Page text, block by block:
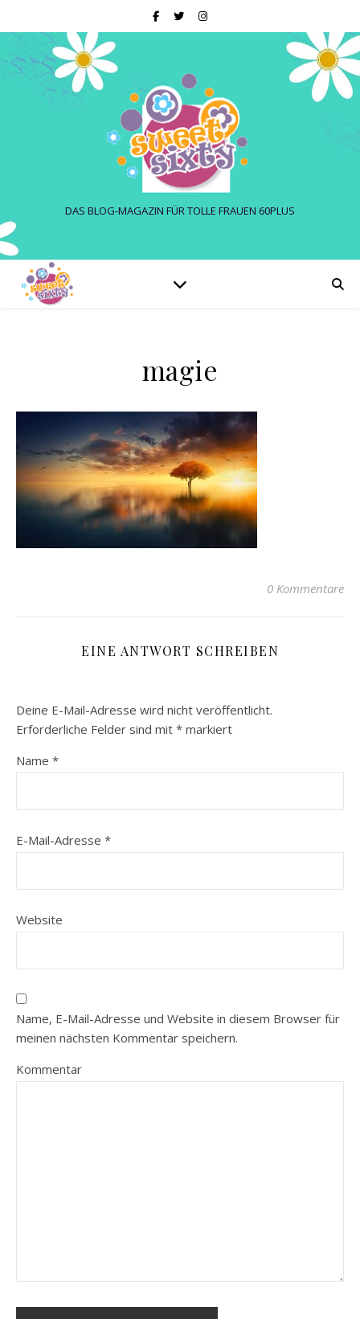
DAS BLOG-MAGAZIN FÜR TOLLE FRAUEN 60PLUS
magie
0 Kommentare
EINE ANTWORT SCHREIBEN
Deine E-Mail-Adresse wird nicht veröffentlicht.
Erforderliche Felder sind mit * markiert
Name *
E-Mail-Adresse *
Website
Name, E-Mail-Adresse und Website in diesem Browser für
meinen nächsten Kommentar speichern.
Kommentar